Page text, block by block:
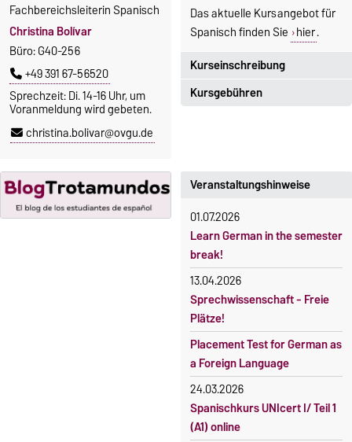
Fachbereichsleiterin Spanisch
Christina Bolívar
Büro: G40-256
+49 391 67-56520
Sprechzeit: Di. 14-16 Uhr, um
Voranmeldung wird gebeten.
christina.bolivar@ovgu.de
Kurseinschreibung
Einschreibezeitraum:
OVGU-Account
Oktober 2026.
Kursteilnahme nur nach
fristgerechter Online-
Anmeldung
Das aktuelle Kursangebot für
Spanisch finden Sie hier.
Kursgebühren
Gebühren
Gebührenrückerstattung
Gebührenbefreiungen bei
curricularer Sprachausbildung
Gebührenbefreiung bei
Incomings
Veranstaltungshinweise
01.07.2026
Learn German in the semester
break!
13.04.2026
Sprechwissenschaft - Freie
Plätze!
Placement Test for German as
a Foreign Language
24.03.2026
Spanischkurs UNIcert I/ Teil 1
(A1) online